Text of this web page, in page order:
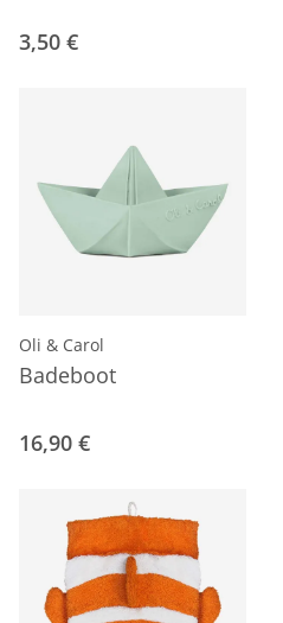
3,50 €
Oli & Carol
Badeboot
16,90 €